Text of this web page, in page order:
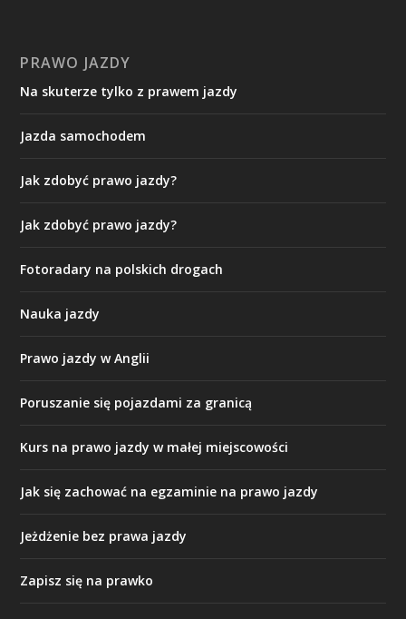
PRAWO JAZDY
Na skuterze tylko z prawem jazdy
Jazda samochodem
Jak zdobyć prawo jazdy?
Jak zdobyć prawo jazdy?
Fotoradary na polskich drogach
Nauka jazdy
Prawo jazdy w Anglii
Poruszanie się pojazdami za granicą
Kurs na prawo jazdy w małej miejscowości
Jak się zachować na egzaminie na prawo jazdy
Jeżdżenie bez prawa jazdy
Zapisz się na prawko